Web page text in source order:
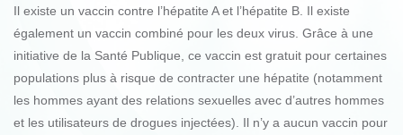
Il existe un vaccin contre l’hépatite A et l’hépatite B. Il existe
également un vaccin combiné pour les deux virus. Grâce à une
initiative de la Santé Publique, ce vaccin est gratuit pour certaines
populations plus à risque de contracter une hépatite (notamment
les hommes ayant des relations sexuelles avec d’autres hommes
et les utilisateurs de drogues injectées). Il n’y a aucun vaccin pour